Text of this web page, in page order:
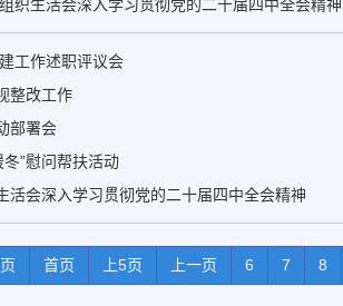
织生活会深入学习贯彻党的二十届四中全会精神
工作述职评议会
整改工作
部署会
”慰问帮扶活动
会深入学习贯彻党的二十届四中全会精神
首页 上5页 上一页 6 7 8